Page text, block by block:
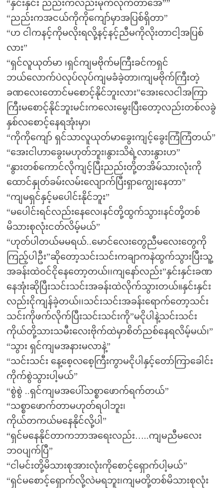
“နှင်းနှင်း ညည်းကလည်းမိုက်လိုက်တာအေ””
“ညည်းကအငယ်ကိုကိုကျော်မှာအပြစ်ရှိတာ”
“ဟ ငါကနင့်ကိုမလိုးရလို့နင့်နင့်ညီမကိုလိုးတာငါ့အပြစ်
လား”
“ရှင်လူယုတ်မာ ၊ရှင်ကျမဗိုက်မကြီးခင်ကရှင်
ဘယ်လောက်ပဲလုပ်လုပ်ကျမခံခဲ့တာ၊ကျမဗိုက်ကြီးတဲ့
ခဏလေးတောင်မစောင့်နိုင်ဘူးလား”အေးလေငါအကြာ
ကြီးမစောင့်နိုင်ဘူးမင်းကလေးမွေးပြီးတော့လည်းတစ်လခွဲ
နှစ်လစောင့်နေရအုံးမှာ၊
“ကိုကိုကျော် ရှင်သာလူယုတ်မာခွေးကျင့်ခွေးကြံကြံတယ်”
“အေးငါဟာခွေးမဟုတ်ဘူး၊နွားသိရဲ့လားနွားဟ”
“နွားတစ်ကောင်လိုကျင့်ပြီးညည်းတို့တအိမ်သားလုံးကို
ထောင်နှုတ်ခမ်းလမ်းလျောက်ပြီးရှာကျွေးနေတာ”
“ကျမရှင်နှင့်မပေါင်းနိုင်ဘူး”
“မပေါင်းရင်လည်းနေလေ၊နင်တို့ထွက်သွား၊နင်တို့တစ်
မိသားစုလုံးငတ်လိမ့်မယ်”
“ဟုတ်ပါတယ်မမရယ်..မောင်လေးတွေညီမလေးတွေကို
ကြည့်ပါဦး”ဆိုတော့သင်းသင်းကချာကနဲထွက်သွားပြီးသူ့
အခန်းထဲဝင်ငိုနေတော့တယ်၊၊ကျနော်လည်း”နှင်းနှင်းခဏ
နေအုံးဆိုပြီးသင်းသင်းအခန်းထဲလိုက်သွားတယ်။နှင်းနှင်း
လည်းငိုကျန်ခဲ့တယ်၊၊သင်းသင်းအခန်းရောက်တော့သင်း
သင်းကိုဖက်လိုက်ပြီးသင်းသင်းကို”မငိုပါနဲ့သင်းသင်း
ကိုယ်တို့သားသမီးလေးဗိုက်ထဲမှာစိတ်ညစ်နေရလိမ့်မယ်၊”
“သွား ရှင်ကျမအနားမလာနဲ့”
“သင်းသင်း နေ့စေ့လစေ့ကြီးကွာမငိုပါနှင့်တော်ကြာခေါင်း
ကိုက်စွဲသွားပါ့မယ်”
“စွဲစွဲ ..ရှင်ကျမအပေါ်သစ္စာဖောက်ရက်တယ်”
“သစ္စာဖောက်တာမဟုတ်ရပါဘူး၊
ကိုယ်တကယ်မနေနိုင်လို့ပါ”
“ရှင်မနေနိုင်တာကဘာအရေးလည်း…..ကျမညီမလေး
ဘဝပျက်ပြီ”
“ငါမင်းတို့မိသားစုအားလုံးကိုစောင့်ရှောက်ပါ့မယ်”
“ရှင်မစောင့်ရှောက်လို့လဲမရဘူး၊ကျမတို့တစ်မိသားစုလုံး